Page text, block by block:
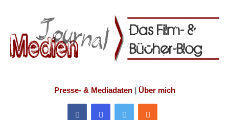
Presse- & Mediadaten| Über mich